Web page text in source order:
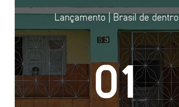
Lançamento | Brasil de dentro
01